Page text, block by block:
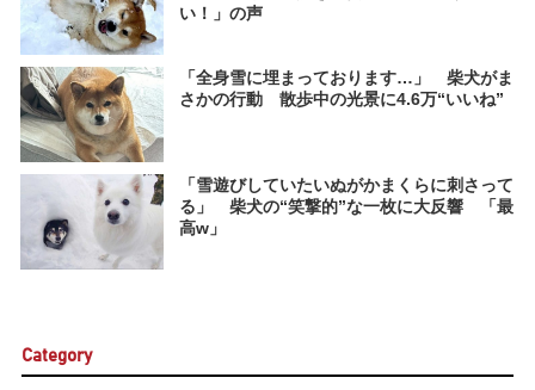
い！」の声
「全身雪に埋まっております…」 柴犬がま
さかの行動 散歩中の光景に4.6万“いいね”
「雪遊びしていたいぬがかまくらに刺さって
る」 柴犬の“笑撃的”な一枚に大反響 「最
高w」
Category